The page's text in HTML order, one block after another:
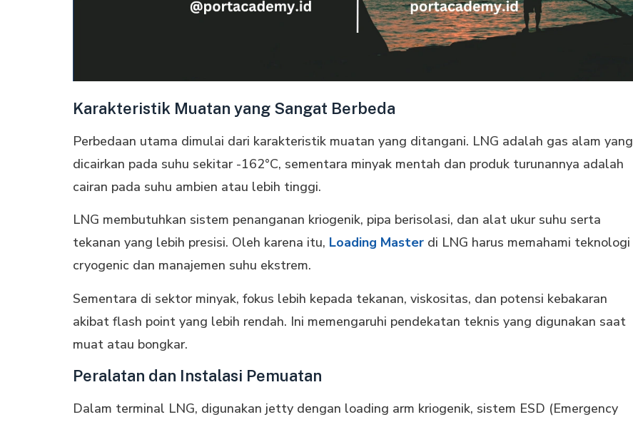
Karakteristik Muatan yang Sangat Berbeda
Perbedaan utama dimulai dari karakteristik muatan yang ditangani. LNG adalah gas alam yang
dicairkan pada suhu sekitar -162°C, sementara minyak mentah dan produk turunannya adalah
cairan pada suhu ambien atau lebih tinggi.
LNG membutuhkan sistem penanganan kriogenik, pipa berisolasi, dan alat ukur suhu serta
tekanan yang lebih presisi. Oleh karena itu, Loading Master di LNG harus memahami teknologi
cryogenic dan manajemen suhu ekstrem.
Sementara di sektor minyak, fokus lebih kepada tekanan, viskositas, dan potensi kebakaran
akibat flash point yang lebih rendah. Ini memengaruhi pendekatan teknis yang digunakan saat
muat atau bongkar.
Peralatan dan Instalasi Pemuatan
Dalam terminal LNG, digunakan jetty dengan loading arm kriogenik, sistem ESD (Emergency